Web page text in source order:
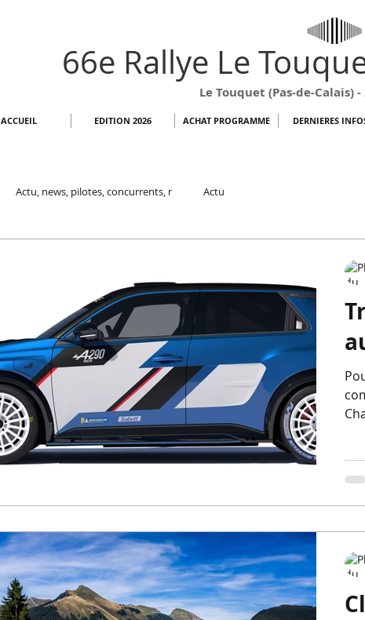
66e Rallye Le
Le Touquet (Pas-de-Calais)
ACCUEIL EDITION 2026 ACHAT PROGRAMME DERNIERES
Actu, news, pilotes, concurrents, r Actu